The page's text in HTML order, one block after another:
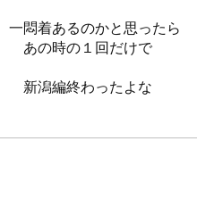
一悶着あるのかと思ったら
あの時の１回だけで
新潟編終わったよな